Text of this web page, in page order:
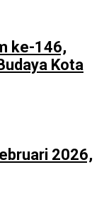
ke-146,
Kota
2026,